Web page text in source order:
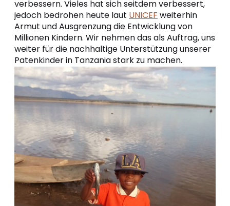
verbessern. Vieles hat sich seitdem verbessert,
jedoch bedrohen heute laut UNICEF weiterhin
Armut und Ausgrenzung die Entwicklung von
Millionen Kindern. Wir nehmen das als Auftrag, uns
weiter für die nachhaltige Unterstützung unserer
Patenkinder in Tanzania stark zu machen.